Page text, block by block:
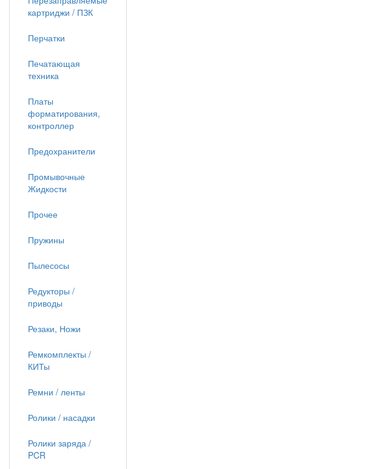
картриджи / ПЗК
Перчатки
Печатающая
техника
Платы
форматирования,
контроллер
Предохранители
Промывочные
Жидкости
Прочее
Пружины
Пылесосы
Редукторы /
приводы
Резаки, Ножи
Ремкомплекты /
КИТы
Ремни / ленты
Ролики / насадки
Ролики заряда /
PCR